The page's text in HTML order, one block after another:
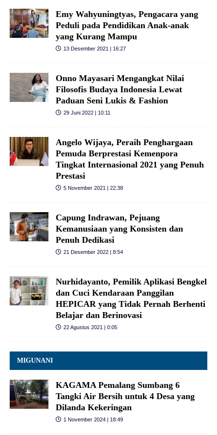
Emy Wahyuningtyas, Pengacara yang
Peduli pada Pendidikan Anak-anak
yang Kurang Mampu
13 Desember 2021 | 16:27
Onno Mayasari Mengangkat Nilai
Filosofis Budaya Indonesia Lewat
Paduan Seni Lukis & Fashion
29 Juni 2022 | 10:11
Angelo Wijaya, Peraih Penghargaan
Pemuda Berprestasi Kemenpora
Tingkat Internasional 2021 yang Penuh
Prestasi
5 November 2021 | 22:38
Capung Indrawan, Pejuang
Kemanusiaan yang Konsisten dan
Penuh Dedikasi
21 Desember 2022 | 8:54
Nurhidayanto, Pemilik Aplikasi Bengkel
dan Cuci Kendaraan Panggilan
HEPICAR yang Tidak Pernah Berhenti
Belajar dan Berinovasi
22 Agustus 2021 | 0:05
MIGUNANI
KAGAMA Pemalang Sumbang 6
Tangki Air Bersih untuk 4 Desa yang
Dilanda Kekeringan
1 November 2024 | 18:49